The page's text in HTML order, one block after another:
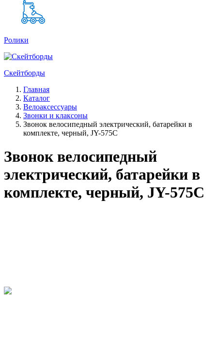
Ролики
Скейтборды
Главная
Каталог
Велоаксессуары
Звонки и клаксоны
Звонок велосипедный электрический, батарейки в
комплекте, черный, JY-575C
Звонок велосипедный
электрический, батарейки в
комплекте, черный, JY-575C